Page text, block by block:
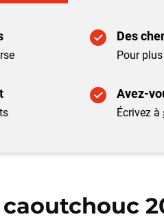
Des
Pour
Avez-
Écrivez à